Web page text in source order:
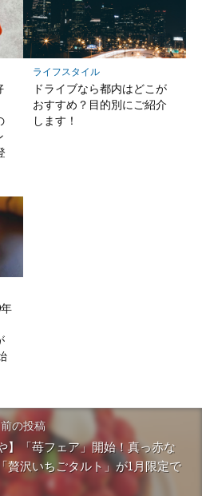
ライフスタイル
ドライブなら都内はどこが
おすすめ？目的別にご紹介
します！
前の投稿
】「苺フェア」開始！真っ赤な
贅沢いちごタルト」が1月限定で